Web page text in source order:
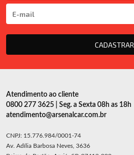
CADASTRAR
Atendimento ao cliente
0800 277 3625 | Seg. a Sexta 08h as 18h
atendimento@arsenalcar.com.br
CNPJ: 15.776.984/0001-74
Av. Adília Barbosa Neves, 3636